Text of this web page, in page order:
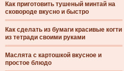
Как приготовить тушеный минтай на
сковороде вкусно и быстро
Как сделать из бумаги красивые когти
из тетради своими руками
Маслята с картошкой вкусное и
простое блюдо